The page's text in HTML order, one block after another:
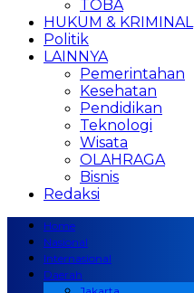
TOBA
HUKUM & KRIMINAL
Politik
LAINNYA
Pemerintahan
Kesehatan
Pendidikan
Teknologi
Wisata
OLAHRAGA
Bisnis
Redaksi
Home
Nasional
Internasional
Daerah